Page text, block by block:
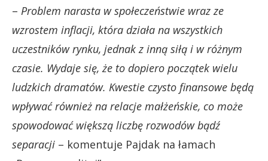
– Problem narasta w społeczeństwie wraz ze
wzrostem inflacji, która działa na wszystkich
uczestników rynku, jednak z inną siłą i w różnym
czasie. Wydaje się, że to dopiero początek wielu
ludzkich dramatów. Kwestie czysto finansowe będą
wpływać również na relacje małżeńskie, co może
spowodować większą liczbę rozwodów bądź
separacji – komentuje Pajdak na łamach